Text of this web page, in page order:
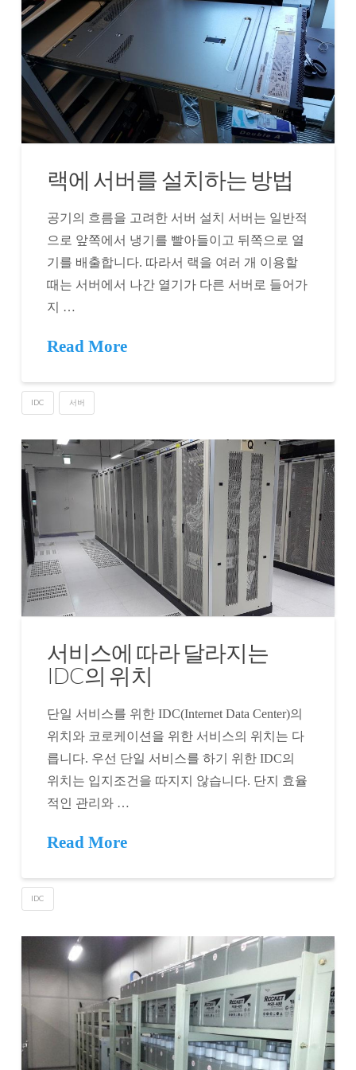
랙에 서버를 설치하는 방법
공기의 흐름을 고려한 서버 설치 서버는 일반적
으로 앞쪽에서 냉기를 빨아들이고 뒤쪽으로 열
기를 배출합니다. 따라서 랙을 여러 개 이용할
때는 서버에서 나간 열기가 다른 서버로 들어가
지 …
Read More
IDC 서버
서비스에 따라 달라지는
IDC의 위치
단일 서비스를 위한 IDC(Internet Data Center)의
위치와 코로케이션을 위한 서비스의 위치는 다
릅니다. 우선 단일 서비스를 하기 위한 IDC의
위치는 입지조건을 따지지 않습니다. 단지 효율
적인 관리와 …
Read More
IDC